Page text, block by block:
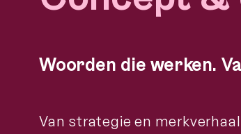
Woorden die werken.
Van strategie en